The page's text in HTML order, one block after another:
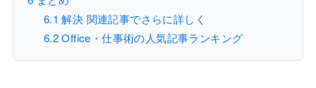
6.1 解決 関連記事でさらに詳しく
6.2Office・仕事術の人気記事ランキング